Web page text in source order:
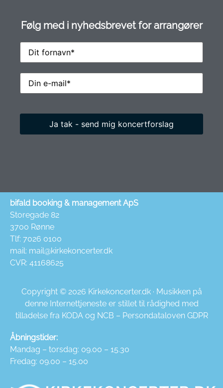
Følg med i nyhedsbrevet for arrangører
Name (Påkrævet)
Email(Påkrævet)
bifald booking & management ApS
Storegade 82
3700 Rønne
Tlf: 7026 0100
mail: mail@kirkekoncerter.dk
CVR: 41168625
Copyright © 2026 Kirkekoncerter.dk · Musikken på
denne Internettjeneste er stillet til rådighed med
tilladelse fra KODA og NCB – Persondataloven GDPR
Åbningstider:
Mandag – torsdag: 09.00 – 15.30
Fredag: 09.00 – 15.00